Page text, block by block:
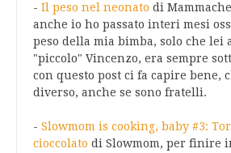
- Il peso nel neonato di
anche io ho passato interi mesi
peso della mia bimba, solo che lei
"piccolo" Vincenzo, era sempre
con questo post ci fa capire bene,
diverso, anche se sono fratelli.
- Slowmom is cooking, baby #3:
cioccolato di Slowmom, per finire